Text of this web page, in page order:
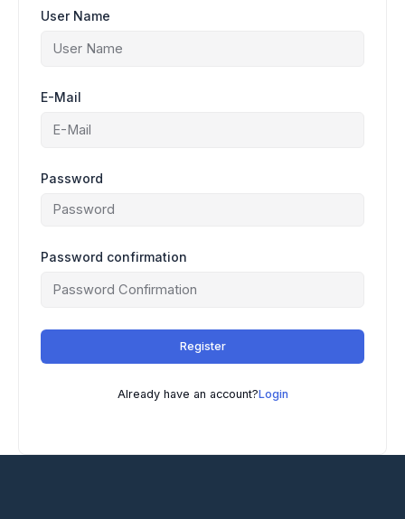
User Name
E-Mail
Password
Password confirmation
Register
Already have an account?Login